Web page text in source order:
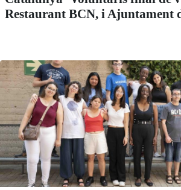
Restaurant BCN, i Ajuntament